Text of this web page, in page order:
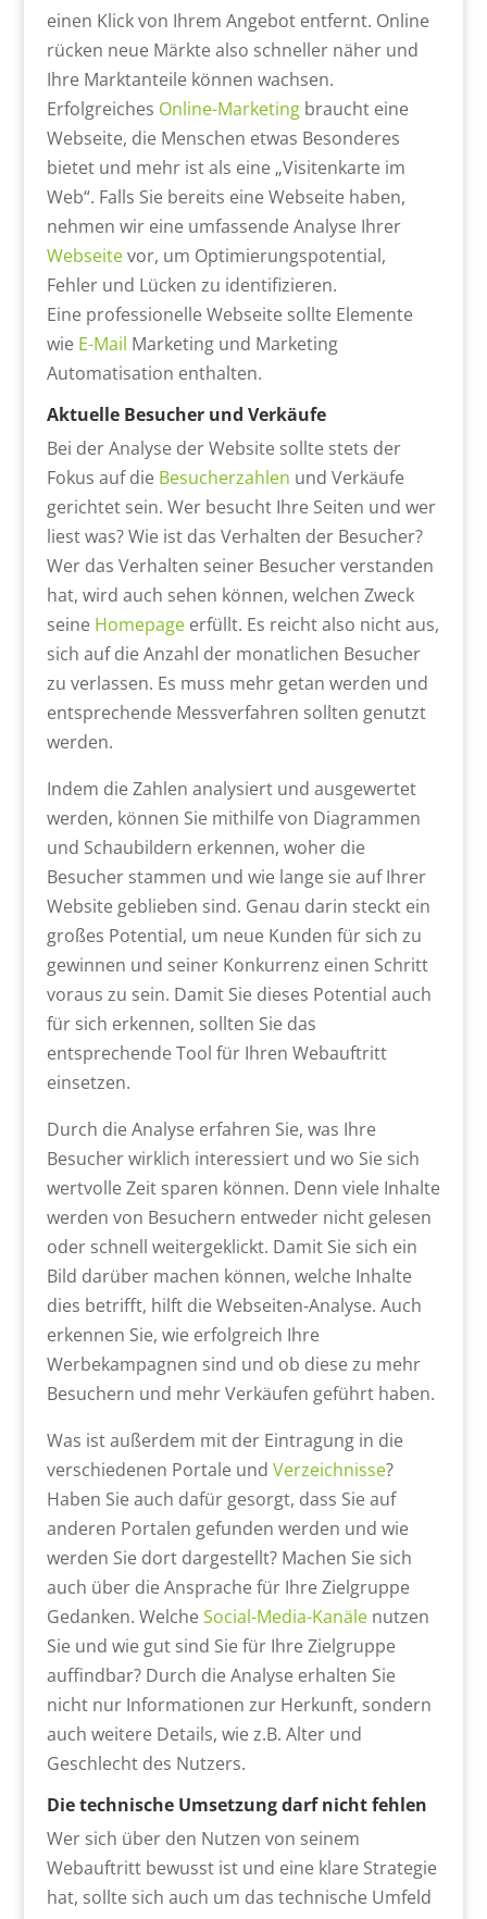
einen Klick von Ihrem Angebot entfernt. Online
rücken neue Märkte also schneller näher und
Ihre Marktanteile können wachsen.
Erfolgreiches Online-Marketing braucht eine
Webseite, die Menschen etwas Besonderes
bietet und mehr ist als eine „Visitenkarte im
Web“. Falls Sie bereits eine Webseite haben,
nehmen wir eine umfassende Analyse Ihrer
Webseitevor, um Optimierungspotential,
Fehler und Lücken zu identifizieren.
Eine professionelle Webseite sollte Elemente
wie E-Mail Marketing und Marketing
Automatisation enthalten.
Aktuelle Besucher und Verkäufe
Bei der Analyse der Website sollte stets der
Fokus auf die Besucherzahlen und Verkäufe
gerichtet sein. Wer besucht Ihre Seiten und wer
liest was? Wie ist das Verhalten der Besucher?
Wer das Verhalten seiner Besucher verstanden
hat, wird auch sehen können, welchen Zweck
seine Homepageerfüllt. Es reicht also nicht aus,
sich auf die Anzahl der monatlichen Besucher
zu verlassen. Es muss mehr getan werden und
entsprechende Messverfahren sollten genutzt
werden.
Indem die Zahlen analysiert und ausgewertet
werden, können Sie mithilfe von Diagrammen
und Schaubildern erkennen, woher die
Besucher stammen und wie lange sie auf Ihrer
Website geblieben sind. Genau darin steckt ein
großes Potential, um neue Kunden für sich zu
gewinnen und seiner Konkurrenz einen Schritt
voraus zu sein. Damit Sie dieses Potential auch
für sich erkennen, sollten Sie das
entsprechende Tool für Ihren Webauftritt
einsetzen.
Durch die Analyse erfahren Sie, was Ihre
Besucher wirklich interessiert und wo Sie sich
wertvolle Zeit sparen können. Denn viele Inhalte
werden von Besuchern entweder nicht gelesen
oder schnell weitergeklickt. Damit Sie sich ein
Bild darüber machen können, welche Inhalte
dies betrifft, hilft die Webseiten-Analyse. Auch
erkennen Sie, wie erfolgreich Ihre
Werbekampagnen sind und ob diese zu mehr
Besuchern und mehr Verkäufen geführt haben.
Was ist außerdem mit der Eintragung in die
verschiedenen Portale und Verzeichnisse?
Haben Sie auch dafür gesorgt, dass Sie auf
anderen Portalen gefunden werden und wie
werden Sie dort dargestellt? Machen Sie sich
auch über die Ansprache für Ihre Zielgruppe
Gedanken. WelcheSocial-Media-Kanälenutzen
Sie und wie gut sind Sie für Ihre Zielgruppe
auffindbar? Durch die Analyse erhalten Sie
nicht nur Informationen zur Herkunft, sondern
auch weitere Details, wie z.B. Alter und
Geschlecht des Nutzers.
Die technische Umsetzung darf nicht fehlen
Wer sich über den Nutzen von seinem
Webauftritt bewusst ist und eine klare Strategie
hat, sollte sich auch um das technische Umfeld